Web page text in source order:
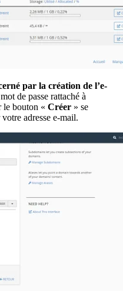
par la création de l’e-
de passe rattaché à
le bouton « Créer » se
adresse e-mail.